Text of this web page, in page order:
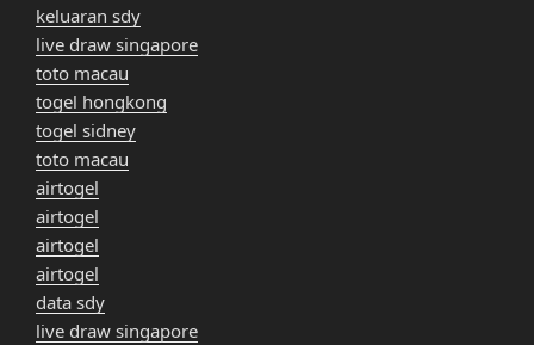
keluaran sdy
live draw singapore
toto macau
togel hongkong
togel sidney
toto macau
airtogel
airtogel
airtogel
airtogel
data sdy
live draw singapore